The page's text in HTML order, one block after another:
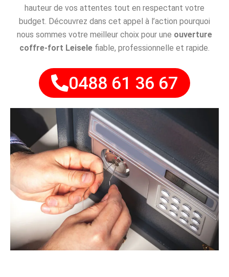
hauteur de vos attentes tout en respectant votre
budget. Découvrez dans cet appel à l’action pourquoi
nous sommes votre meilleur choix pour une ouverture
coffre-fort Leisele fiable, professionnelle et rapide.
0488 61 36 67